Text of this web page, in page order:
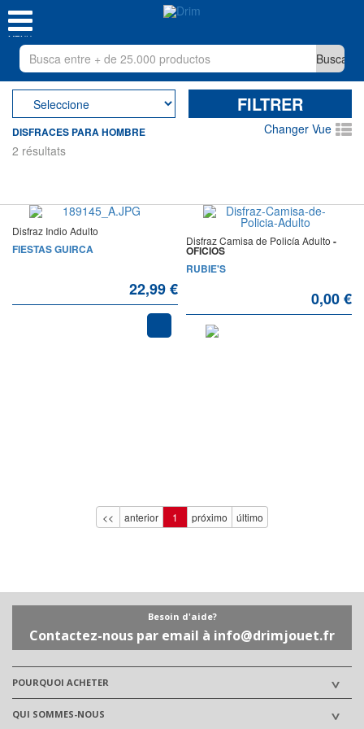
MENU
FILTRER
DISFRACES PARA HOMBRE
Changer Vue
2 résultats
Disfraz Indio Adulto
FIESTAS GUIRCA
22,99 €
Disfraz Camisa de Policía Adulto -
OFICIOS
RUBIE'S
0,00 €
<< anterior 1 próximo último
Besoin d'aide?
Contactez-nous par email à info@drimjouet.fr
POURQUOI ACHETER
QUI SOMMES-NOUS